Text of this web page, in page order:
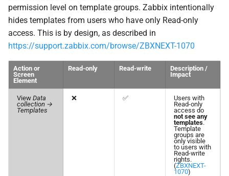
permission level on template groups. Zabbix intentionally
hides templates from users who have only Read-only
access. This is by design, as described in
https://support.zabbix.com/browse/ZBXNEXT-1070
Action or
Screen
Element
Read-only Read-write
Description /
Impact
View Data
collection →
Templates
❌ ✅
Users with
Read-only
access do
not see any
templates.
Template
groups are
only visible
to users with
Read-write
rights.
(ZBXNEXT-
1070)